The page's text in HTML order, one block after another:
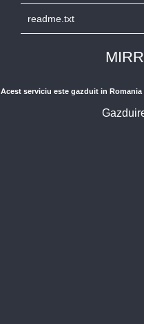
readme.txt
Acest serviciu este gazduit in